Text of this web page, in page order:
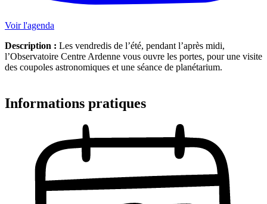
Voir l'agenda
Description : Les vendredis de l’été, pendant l’après midi,
l’Observatoire Centre Ardenne vous ouvre les portes, pour une visite
des coupoles astronomiques et une séance de planétarium.
Informations pratiques